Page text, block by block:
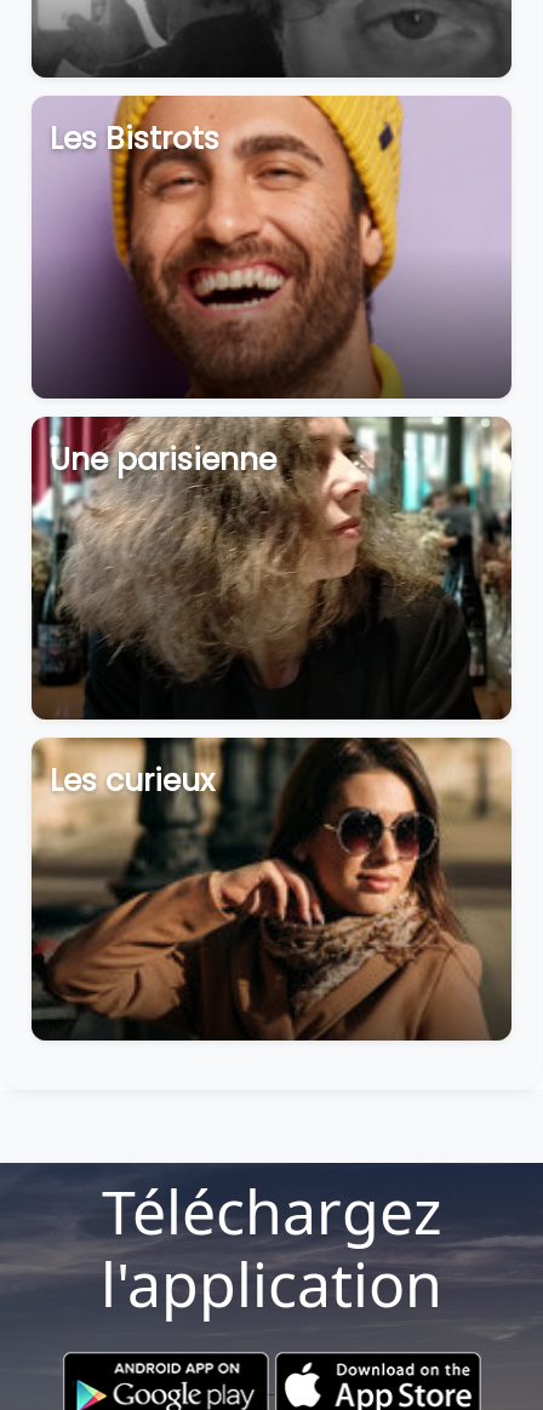
Les Bistrots
Une parisienne
Les curieux
Téléchargez
l'application